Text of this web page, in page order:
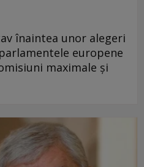
înaintea unor alegeri
europene
maximale și